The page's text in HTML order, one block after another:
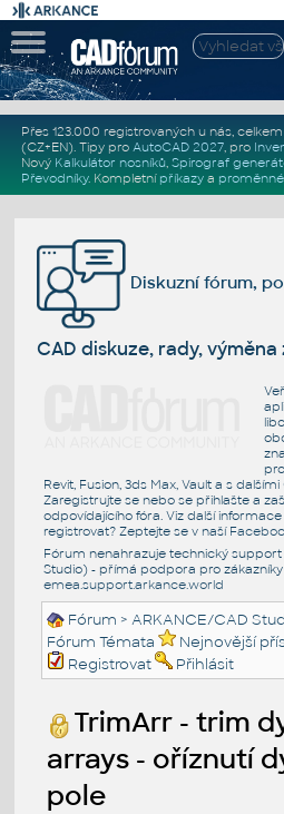
Přes 123.000 registrovaných u nás, celkem
(CZ+EN). Tipy pro AutoCAD 2027, pro
Nový Kalkulátor nosníků, Spirograf
Převodníky. Kompletní příkazya
Diskuzní fórum,
CAD diskuze, rady,
Revit, Fusion, 3ds Max, Vault a s
Zaregistrujte se nebo se přihlašte a
odpovídajícího fóra. Viz další informace
registrovat? Zeptejte se v naší
Fórum nenahrazuje technický support
Studio) - přímá podpora pro
emea.support.arkance.world
Fórum >ARKANCE/CAD
Fórum Témata
Nejnovější
Registrovat
Přihlásit
TrimArr - trim
arrays - oříznutí
pole